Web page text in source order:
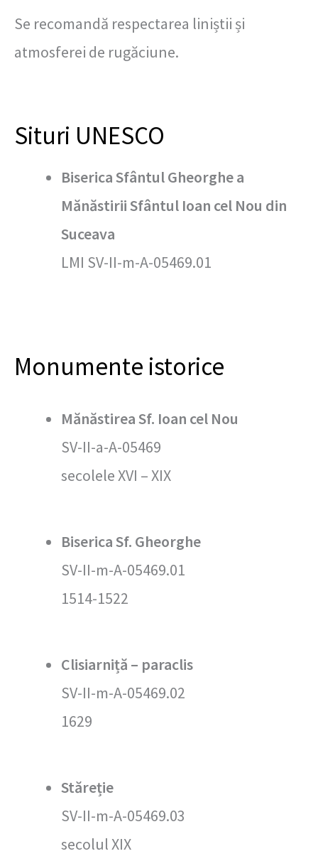
Se recomandă respectarea liniștii și
atmosferei de rugăciune.
Situri UNESCO
Biserica Sfântul Gheorghe a
Mănăstirii Sfântul Ioan cel Nou din
Suceava
LMI SV-II-m-A-05469.01
Monumente istorice
Mănăstirea Sf. Ioan cel Nou
SV-II-a-A-05469
secolele XVI – XIX
Biserica Sf. Gheorghe
SV-II-m-A-05469.01
1514-1522
Clisiarniță – paraclis
SV-II-m-A-05469.02
1629
Stăreție
SV-II-m-A-05469.03
secolul XIX